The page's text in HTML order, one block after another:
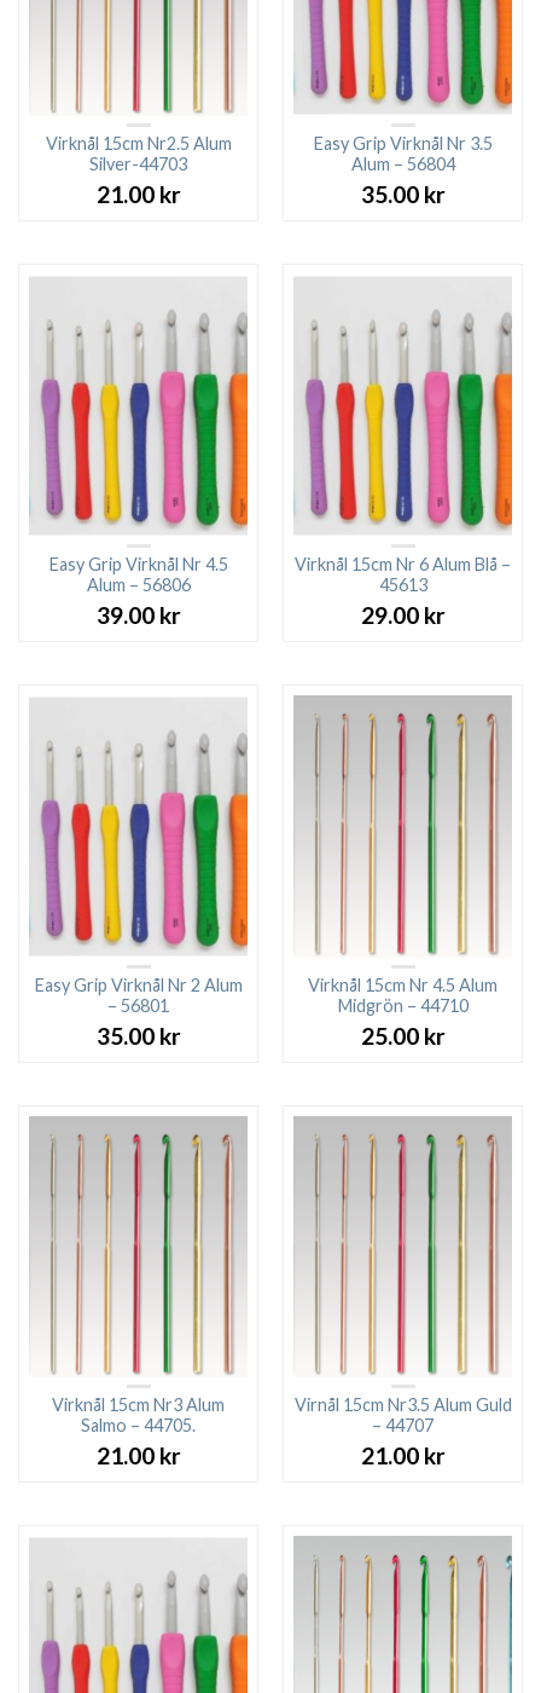
Virknål 15cm Nr2.5 Alum
Silver-44703
21.00 kr
Easy Grip Virknål Nr 3.5
Alum – 56804
35.00 kr
Easy Grip Virknål Nr 4.5
Alum – 56806
39.00 kr
Virknål 15cm Nr 6 Alum Blå –
45613
29.00 kr
Easy Grip Virknål Nr 2 Alum
– 56801
35.00 kr
Virknål 15cm Nr 4.5 Alum
Midgrön – 44710
25.00 kr
Virknål 15cm Nr3 Alum
Salmo – 44705.
21.00 kr
Virnål 15cm Nr3.5 Alum Guld
– 44707
21.00 kr